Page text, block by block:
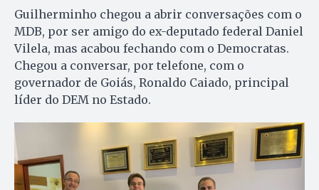
Guilherminho chegou a abrir conversações com o
MDB, por ser amigo do ex-deputado federal Daniel
Vilela, mas acabou fechando com o Democratas.
Chegou a conversar, por telefone, com o
governador de Goiás, Ronaldo Caiado, principal
líder do DEM no Estado.